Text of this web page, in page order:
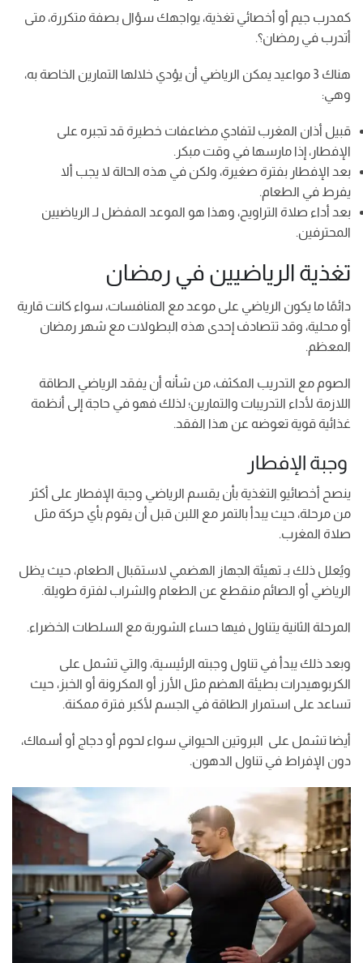
كمدرب جيم أو أخصائي تغذية، يواجهك سؤال بصفة متكررة، متى
أتدرب في رمضان؟.
هناك 3 مواعيد يمكن الرياضي أن يؤدي خلالها التمارين الخاصة به،
وهي:
قبيل أذان المغرب لتفادي مضاعفات خطيرة قد تجبره على
الإفطار، إذا مارسها في وقت مبكر.
بعد الإفطار بفترة صغيرة، ولكن في هذه الحالة لا يجب ألا
يفرط في الطعام.
بعد أداء صلاة التراويح، وهذا هو الموعد المفضل لـ الرياضيين
المحترفين.
تغذية الرياضيين في رمضان
دائمًا ما يكون الرياضي على موعد مع المنافسات، سواء كانت قارية
أو محلية، وقد تتصادف إحدى هذه البطولات مع شهر رمضان
المعظم.
الصوم مع التدريب المكثف، من شأنه أن يفقد الرياضي الطاقة
اللازمة لأداء التدريبات والتمارين؛ لذلك فهو في حاجة إلى أنظمة
غذائية قوية تعوضه عن هذا الفقد.
وجبة الإفطار
ينصح أخصائيو التغذية بأن يقسم الرياضي وجبة الإفطار على أكثر
من مرحلة، حيث يبدأ بالتمر مع اللبن قبل أن يقوم بأي حركة مثل
صلاة المغرب.
ويُعلل ذلك بـ تهيئة الجهاز الهضمي لاستقبال الطعام، حيث يظل
الرياضي أو الصائم منقطع عن الطعام والشراب لفترة طويلة.
المرحلة الثانية يتناول فيها حساء الشوربة مع السلطات الخضراء.
وبعد ذلك يبدأ في تناول وجبته الرئيسية، والتي تشمل على
الكربوهيدرات بطيئة الهضم مثل الأرز أو المكرونة أو الخبز، حيث
تساعد على استمرار الطاقة في الجسم لأكبر فترة ممكنة.
أيضا تشمل على البروتين الحيواني سواء لحوم أو دجاج أو أسماك،
دون الإفراط في تناول الدهون.